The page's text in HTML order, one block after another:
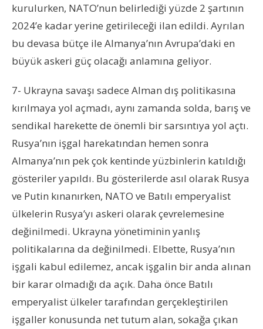
kurulurken, NATO’nun belirlediği yüzde 2 şartının
2024’e kadar yerine getirileceği ilan edildi. Ayrılan
bu devasa bütçe ile Almanya’nın Avrupa’daki en
büyük askeri güç olacağı anlamına geliyor.
7- Ukrayna savaşı sadece Alman dış politikasına
kırılmaya yol açmadı, aynı zamanda solda, barış ve
sendikal harekette de önemli bir sarsıntıya yol açtı.
Rusya’nın işgal harekatından hemen sonra
Almanya’nın pek çok kentinde yüzbinlerin katıldığı
gösteriler yapıldı. Bu gösterilerde asıl olarak Rusya
ve Putin kınanırken, NATO ve Batılı emperyalist
ülkelerin Rusya’yı askeri olarak çevrelemesine
değinilmedi. Ukrayna yönetiminin yanlış
politikalarına da değinilmedi. Elbette, Rusya’nın
işgali kabul edilemez, ancak işgalin bir anda alınan
bir karar olmadığı da açık. Daha önce Batılı
emperyalist ülkeler tarafından gerçekleştirilen
işgaller konusunda net tutum alan, sokağa çıkan